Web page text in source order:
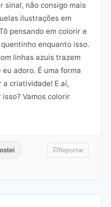
sinal, não consigo mais
ilustrações em
pensando em colorir e
enquanto isso.
linhas azuis trazem
adoro. É uma forma
criatividade! E aí,
Vamos colorir
Reportar